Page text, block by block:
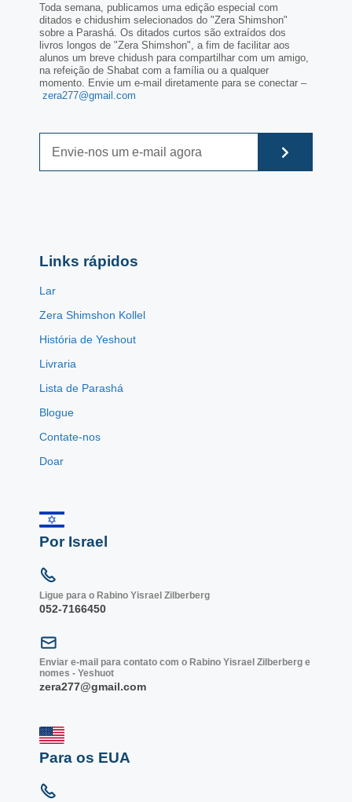
Toda semana, publicamos uma edição especial com
ditados e chidushim selecionados do "Zera Shimshon"
sobre a Parashá. Os ditados curtos são extraídos dos
livros longos de "Zera Shimshon", a fim de facilitar aos
alunos um breve chidush para compartilhar com um amigo,
na refeição de Shabat com a família ou a qualquer
momento. Envie um e-mail diretamente para se conectar –
zera277@gmail.com
Links rápidos
Lar
Zera Shimshon Kollel
História de Yeshout
Livraria
Lista de Parashá
Blogue
Contate-nos
Doar
Por Israel
Ligue para o Rabino Yisrael Zilberberg
052-7166450
Enviar e-mail para contato com o Rabino Yisrael Zilberberg e
nomes - Yeshuot
zera277@gmail.com
Para os EUA